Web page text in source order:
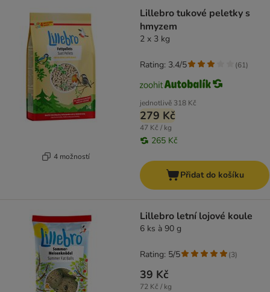
4 možností
Lillebro tukové peletky s
hmyzem
2 x 3 kg
jednotlivě 318 Kč
279 Kč
47 Kč / kg
265 Kč
Rating: 3.4/5 (61)
Přidat do košíku
Lillebro letní lojové koule
6 ks à 90 g
39 Kč
72 Kč / kg
Rating: 5/5 (3)